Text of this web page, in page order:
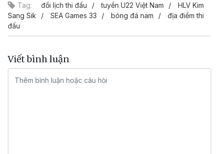
Tag: đổi lịch thi đấu tuyển U22 Việt Nam
HLV Kim
Sang Sik
SEA Games 33 bóng đá nam
địa điểm thi
đấu
Viết bình luận